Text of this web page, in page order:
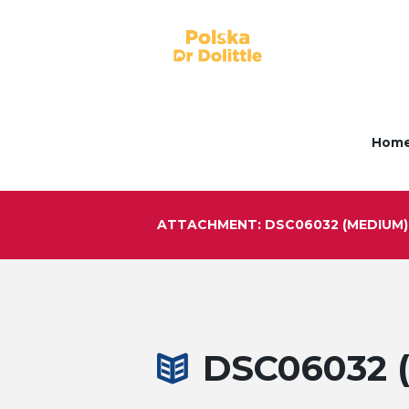
ATTACHMENT: DSC06032 (MEDIUM)
DSC06032